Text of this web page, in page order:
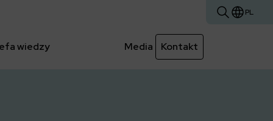
PL
wiedzy Media Kontakt